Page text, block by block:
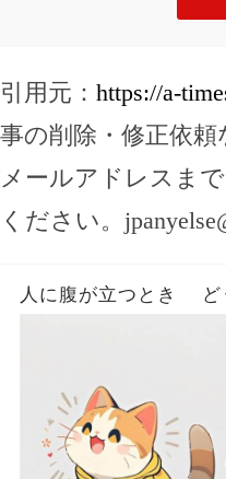
引用元： https://a-
事の削除・修正依
メールアドレスま
ください。
人に腹が立つとき ど